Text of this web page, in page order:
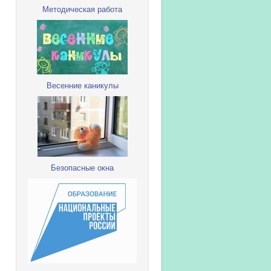
Методическая работа
Весенние каникулы
Безопасные окна